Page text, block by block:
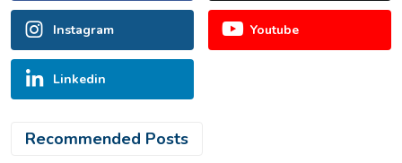
Instagram Youtube
Linkedin
Recommended Posts